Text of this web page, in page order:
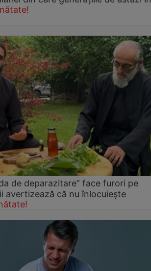
de deparazitare” face furori pe
avertizează că nu înlocuiește